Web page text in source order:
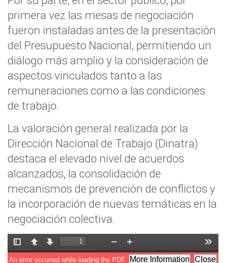
primera vez las mesas de negociación
fueron instaladas antes de la presentación
del Presupuesto Nacional, permitiendo un
diálogo más amplio y la consideración de
aspectos vinculados tanto a las
remuneraciones como a las condiciones
de trabajo.
La valoración general realizada por la
Dirección Nacional de Trabajo (Dinatra)
destaca el elevado nivel de acuerdos
alcanzados, la consolidación de
mecanismos de prevención de conflictos y
la incorporación de nuevas temáticas en la
negociación colectiva.